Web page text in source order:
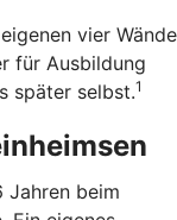
vier Wände
für Ausbildung
später selbst.1
Jahren beim